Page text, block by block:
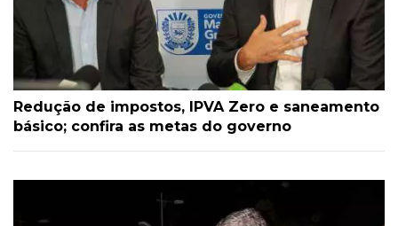
Redução de impostos, IPVA Zero e saneamento
básico; confira as metas do governo